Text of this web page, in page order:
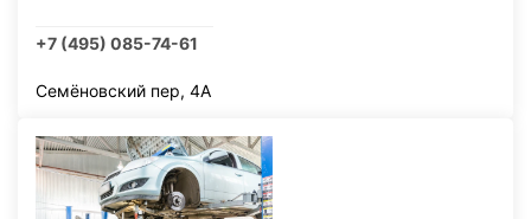
+7 (495) 085-74-61
Семёновский пер, 4А